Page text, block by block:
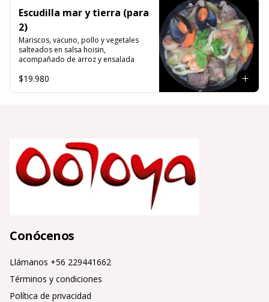
Escudilla mar y tierra (para
2)
Mariscos, vacuno, pollo y vegetales
salteados en salsa hoisin,
acompañado de arroz y ensalada
$19.980
Conócenos
Llámanos +56 229441662
Términos y condiciones
Política de privacidad